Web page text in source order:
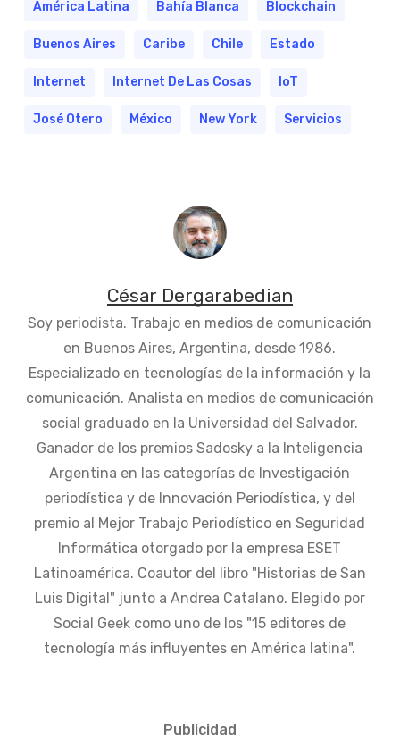
América Latina Bahía Blanca Blockchain
Buenos Aires Caribe Chile Estado
Internet Internet De Las Cosas IoT
José Otero México New York Servicios
César Dergarabedian
Soy periodista. Trabajo en medios de comunicación
en Buenos Aires, Argentina, desde 1986.
Especializado en tecnologías de la información y la
comunicación. Analista en medios de comunicación
social graduado en la Universidad del Salvador.
Ganador de los premios Sadosky a la Inteligencia
Argentina en las categorías de Investigación
periodística y de Innovación Periodística, y del
premio al Mejor Trabajo Periodístico en Seguridad
Informática otorgado por la empresa ESET
Latinoamérica. Coautor del libro "Historias de San
Luis Digital" junto a Andrea Catalano. Elegido por
Social Geek como uno de los "15 editores de
tecnología más influyentes en América latina".
Publicidad